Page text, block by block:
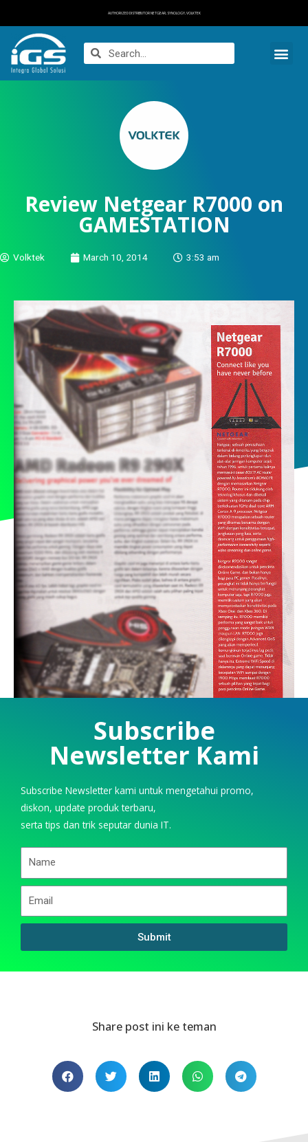
AUTHORIZED DISTRIBUTOR NETGEAR, SYNOLOGY, VOLKTEK
Review Netgear R7000 on
GAMESTATION
Volktek March 10, 2014 3:53 am
Subscribe
Newsletter Kami
Subscribe Newsletter kami untuk mengetahui promo,
diskon, update produk terbaru,
serta tips dan trik seputar dunia IT.
Submit
Share post ini ke teman